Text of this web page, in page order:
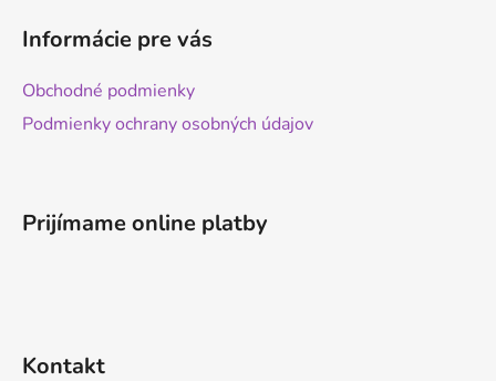
Informácie pre vás
Obchodné podmienky
Podmienky ochrany osobných údajov
Prijímame online platby
Kontakt